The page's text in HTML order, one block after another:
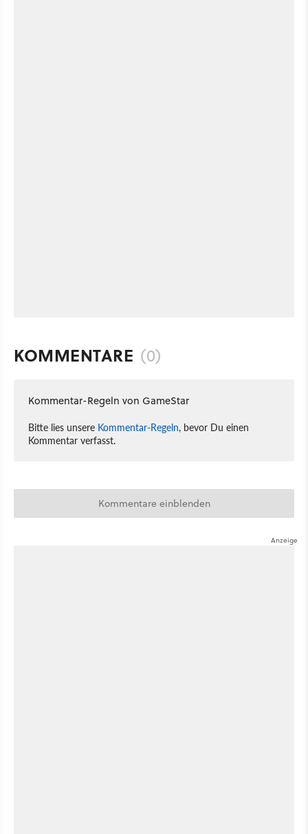
KOMMENTARE (0)
Kommentar-Regeln von GameStar
Bitte lies unsere Kommentar-Regeln, bevor Du einen
Kommentar verfasst.
Kommentare einblenden